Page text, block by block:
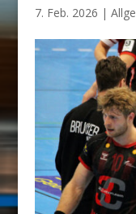
7. Feb. 2026 |